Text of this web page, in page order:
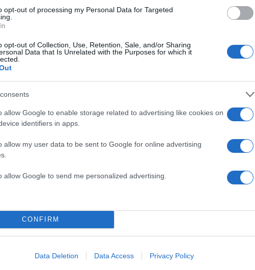
opt-out of processing my Personal Data for Targeted
opt-out of Collection, Use, Retention, Sale, and/or Sharing
Data that Is Unrelated with the Purposes for which it
allow Google to enable storage related to advertising like cookies on
identifiers in apps.
allow my user data to be sent to Google for online advertising
allow Google to send me personalized advertising.
CONFIRM
Data Deletion Data Access Privacy Policy
από κάποιον ρόλο, που σε τρόμαξε;
υποδύθηκα έναν αναρχικό ο οποίος είχε διαπράξει
Προφανώς δεν ήμουν σαν αυτόν, αλλά το πολύ
ερμηνεύεις έχουν συχνά ρωγμές και γωνίες, σκοτάδια και
ένα ερωτηματικό από πάνω τους, κάτι
Σε τραβά αυτό το στοιχείο στους ρόλους που